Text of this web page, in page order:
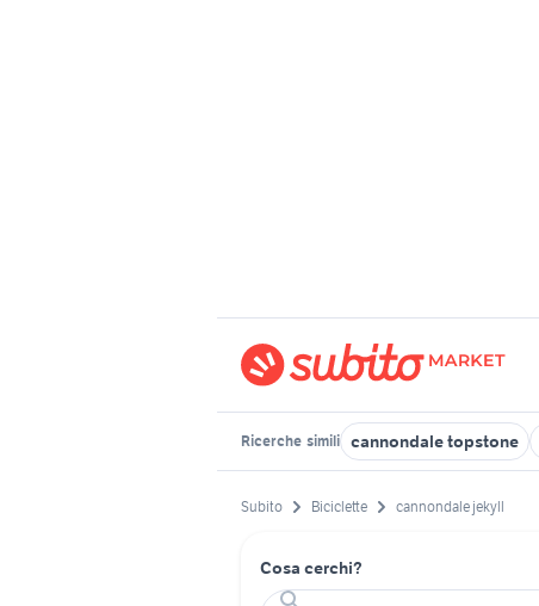
Ricerche simili cannondale topstone
Subito Biciclette cannondale jekyll
Cosa cerchi?